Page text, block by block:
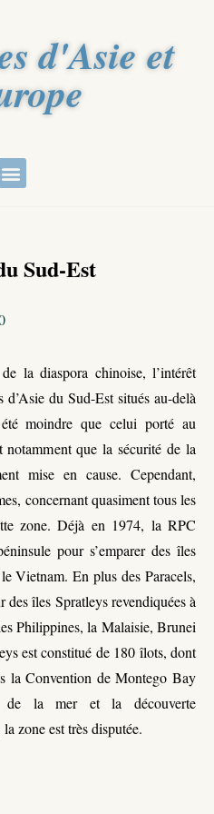
d'Asie et
Sud-Est
la diaspora chinoise, l’intérêt
du Sud-Est situés au-delà
moindre que celui porté au
notamment que la sécurité de la
mise en cause. Cependant,
concernant quasiment tous les
zone. Déjà en 1974, la RPC
pour s’emparer des îles
Vietnam. En plus des Paracels,
des îles Spratleys revendiquées à
Philippines, la Malaisie, Brunei
est constitué de 180 îlots, dont
la Convention de Montego Bay
la mer et la découverte
zone est très disputée.